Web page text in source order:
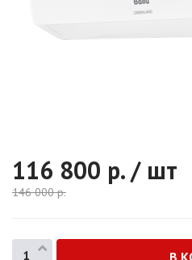
116 800 р. / шт
146 000р.